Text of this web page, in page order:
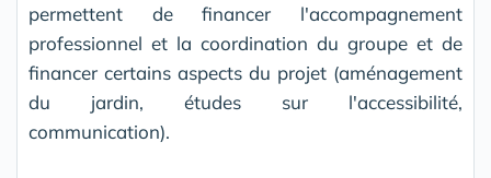
permettent de financer l'accompagnement
professionnel et la coordination du groupe et de
financer certains aspects du projet (aménagement
du jardin, études sur l'accessibilité,
communication).